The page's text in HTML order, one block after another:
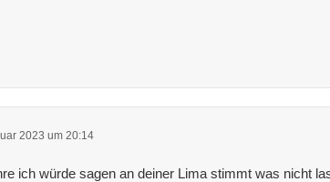
2023 um 20:14
ich würde sagen an deiner Lima stimmt was nicht